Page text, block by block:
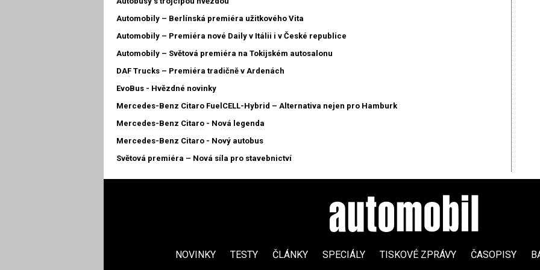
Automobily – Berlínská premiéra užitkového Vita
Automobily – Premiéra nové Daily v Itálii i v České republice
Automobily – Světová premiéra na Tokijském autosalonu
DAF Trucks – Premiéra tradičně v Ardenách
EvoBus - Hvězdné novinky
Mercedes-Benz Citaro FuelCELL-Hybrid – Alternativa nejen pro Hamburk
Mercedes-Benz Citaro - Nová legenda
Mercedes-Benz Citaro - Nový autobus
Světová premiéra – Nová síla pro stavebnictví
NOVINKY TESTY ČLÁNKY SPECIÁLY TISKOVÉ ZPRÁVY ČASOPISY